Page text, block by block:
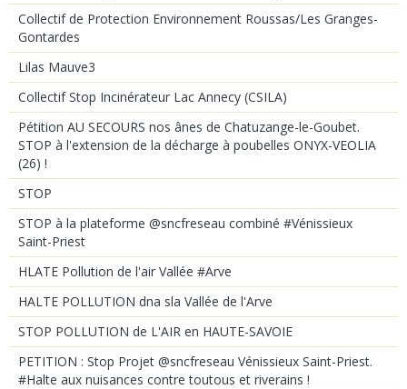
Collectif de Protection Environnement Roussas/Les Granges-
Gontardes
Lilas Mauve3
Collectif Stop Incinérateur Lac Annecy (CSILA)
Pétition AU SECOURS nos ânes de Chatuzange-le-Goubet.
STOP à l'extension de la décharge à poubelles ONYX-VEOLIA
(26) !
STOP
STOP à la plateforme @sncfreseau combiné #Vénissieux
Saint-Priest
HLATE Pollution de l'air Vallée #Arve
HALTE POLLUTION dna sla Vallée de l'Arve
STOP POLLUTION de L'AIR en HAUTE-SAVOIE
PETITION : Stop Projet @sncfreseau Vénissieux Saint-Priest.
#Halte aux nuisances contre toutous et riverains !